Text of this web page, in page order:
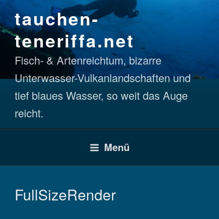
Zum
Inhalt
springentauchen-
teneriffa.net
Fisch- & Artenreichtum, bizarre
Unterwasser-Vulkanlandschaften und
tief blaues Wasser, so weit das Auge
reicht.
Menü
FullSizeRender